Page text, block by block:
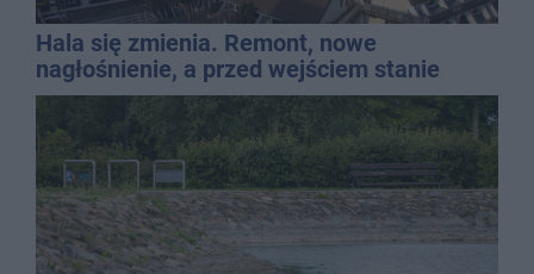
Hala się zmienia. Remont, nowe
nagłośnienie, a przed wejściem stanie
QEMETICA ARENA